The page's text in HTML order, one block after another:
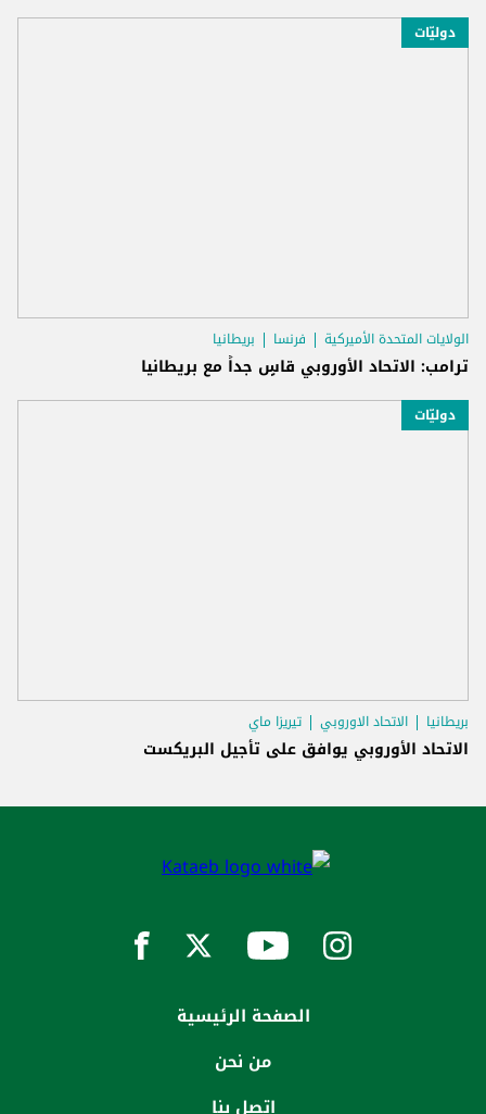
دوليّات
الولايات المتحدة الأميركية فرنسا بريطانيا
ترامب: الاتحاد الأوروبي قاسٍ جداً مع بريطانيا
دوليّات
بريطانيا الاتحاد الاوروبي تيريزا ماي
الاتحاد الأوروبي يوافق على تأجيل البريكست
الصفحة الرئيسية
من نحن
إتصل بنا